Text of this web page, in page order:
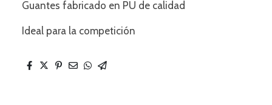
Guantes fabricado en PU de calidad
Ideal para la competición